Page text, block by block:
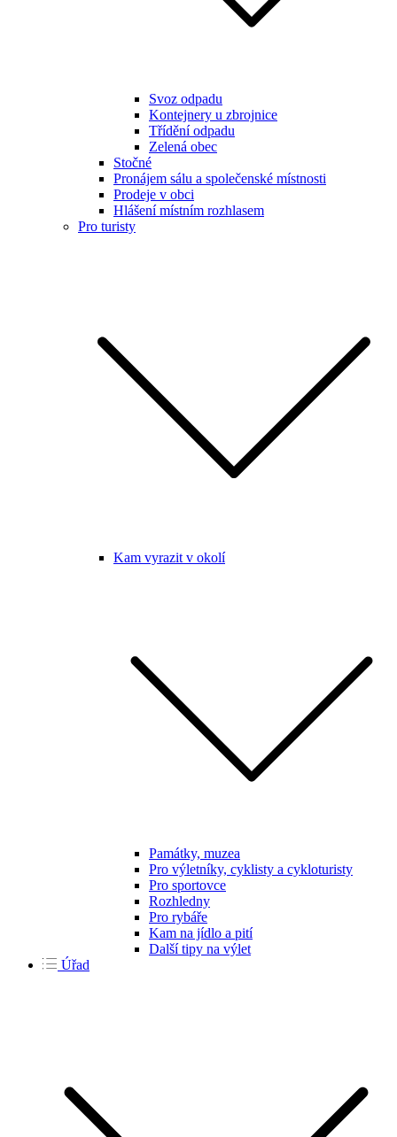
Svoz odpadu
Kontejnery u zbrojnice
Třídění odpadu
Zelená obec
Stočné
Pronájem sálu a společenské místnosti
Prodeje v obci
Hlášení místním rozhlasem
Pro turisty
Kam vyrazit v okolí
Památky, muzea
Pro výletníky, cyklisty a cykloturisty
Pro sportovce
Rozhledny
Pro rybáře
Kam na jídlo a pití
Další tipy na výlet
Úřad